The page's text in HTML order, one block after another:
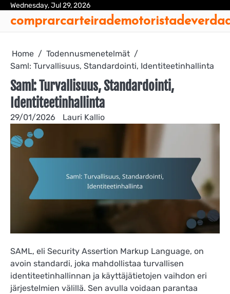
Skip
content
Wednesday, Jul 29, 2026
Us
Us
Home
Todennusmenetelmät
Saml: Turvallisuus, Standardointi, Identiteetinhallinta
Saml: Turvallisuus, Standardointi,
Identiteetinhallinta
29/01/2026 Lauri Kallio
SAML, eli Security Assertion Markup Language, on
avoin standardi, joka mahdollistaa turvallisen
identiteetinhallinnan ja käyttäjätietojen vaihdon eri
järjestelmien välillä. Sen avulla voidaan parantaa